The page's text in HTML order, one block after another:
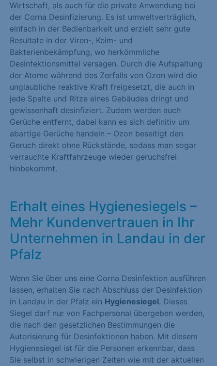
Wirtschaft, als auch für die private Anwendung bei
der Corna Desinfizierung. Es ist umweltverträglich,
einfach in der Bedienbarkeit und erzielt sehr gute
Resultate in der Viren-, Keim- und
Bakterienbekämpfung, wo herkömmliche
Desinfektionsmittel versagen. Durch die Aufspaltung
der Atome während des Zerfalls von Ozon wird die
unglaubliche reaktive Kraft freigesetzt, die auch in
jede Spalte und Ritze eines Gebäudes dringt und
gewissenhaft desinfiziert. Zudem werden auch
Gerüche entfernt, dabei kann es sich definitiv um
abartige Gerüche handeln – Ozon beseitigt den
Geruch direkt ohne Rückstände, sodass man sogar
verrauchte Kraftfahrzeuge wieder geruchsfrei
hinbekommt.
Erhalt eines Hygienesiegels –
Mehr Kundenvertrauen in Ihr
Unternehmen in Landau in der
Pfalz
Wenn Sie über uns eine Corna Desinfektion ausführen
lassen, erhalten Sie nach Abschluss der Desinfektion
in Landau in der Pfalz ein Hygienesiegel. Dieses
Siegel darf nur von Fachpersonal übergeben werden,
die nach den gesetzlichen Bestimmungen die
Autorisierung für Desinfektionen haben. Mit diesem
Hygienesiegel ist für die Personen erkennbar, dass
Sie selbst in schwierigen Zeiten wie mit der aktuellen
Externe Medien (1)
Inhalte von Videoplattformen und Social-Media-Plattformen
werden standardmäßig blockiert. Wenn Cookies von externen
Medien akzeptiert werden, bedarf der Zugriff auf diese Inhalte
keiner manuellen Einwilligung mehr.
Cookie-Informationen anzeigen
Datenschutzerklärung Impressum